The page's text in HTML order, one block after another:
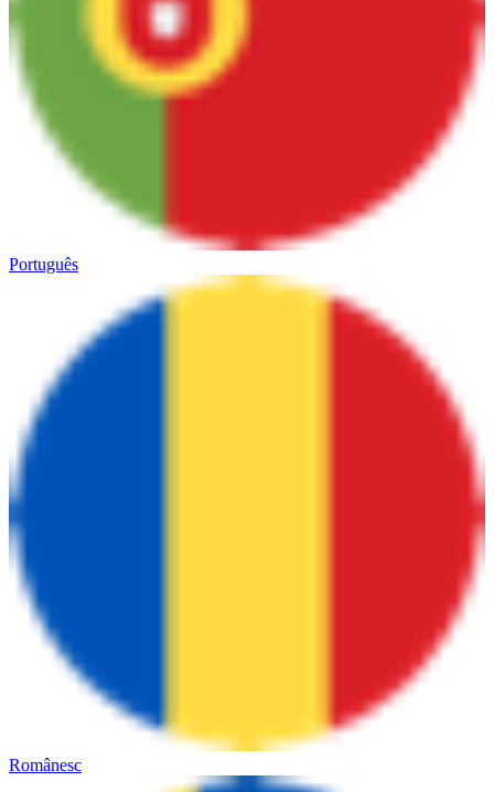
Português
Românesc